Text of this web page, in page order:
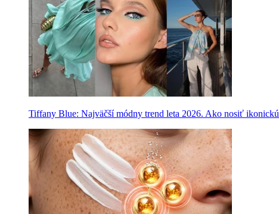
Tiffany Blue: Najväčší módny trend leta 2026. Ako nosiť